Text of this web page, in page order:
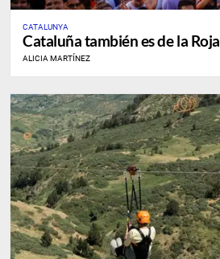
CATALUNYA
Cataluña también es de la Roja
ALICIA MARTÍNEZ